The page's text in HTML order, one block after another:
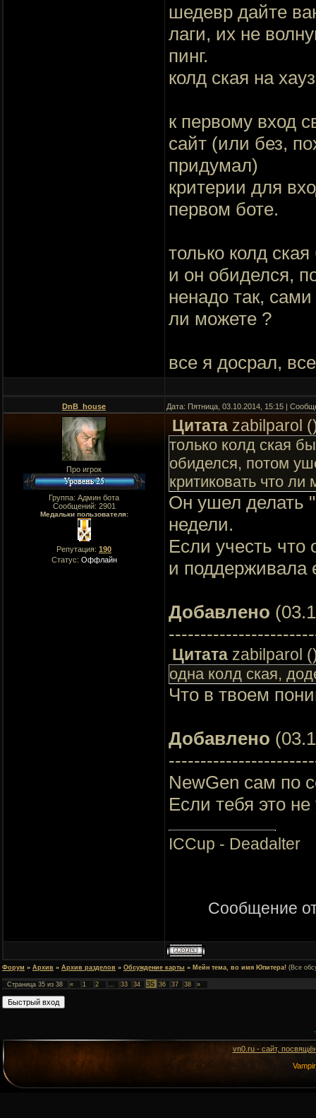
шедевр дайте
лаги, их не
пинг.
колд ская на
к первому вход
сайт (или без,
придумал)
критерии для
первом боте.
только колд
и он обиделся,
ненадо так, сами
ли можете ?
все я досрал,
DnB_house Дата: Пятница, 03.10.2014, 15:15 |
Про игрок
Группа: Админ бота
Сообщений: 2901
Медальки пользователя:
Репутация: 190
Статус: Оффлайн
Цитата zabilparol (
только колд ская
обиделся, потом
критиковать что ли
Он ушел делать
недели.
Если учесть что
и поддерживала
Добавлено
Цитата zabilparol (
одна колд ская,
Что в твоем
Добавлено
NewGen сам по
Если тебя это
ICCup - Deadalter
Сообщение
Форум » Архив » Архив разделов » Обсуждение карты » Мейн тема, во имя Юпитера! (Все
Страница 35 из 38 « 1 2 … 33 34 35 36 37 38 »
vn0.ru - сайт,